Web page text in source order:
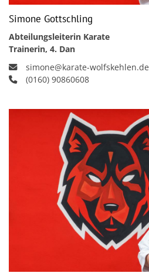
Simone Gottschling
Abteilungsleiterin Karate
Trainerin, 4. Dan
simone@karate-wolfskehlen.de
(0160) 90860608